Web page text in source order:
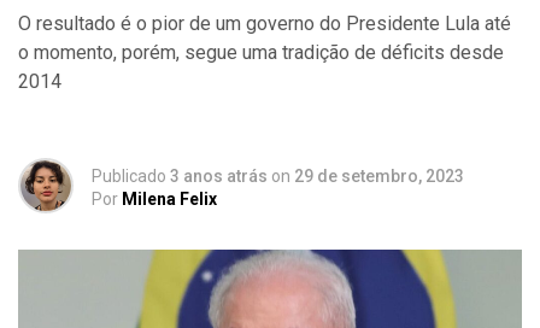
O resultado é o pior de um governo do Presidente Lula até
o momento, porém, segue uma tradição de déficits desde
2014
Publicado 3 anos atrás on 29 de setembro, 2023
Por Milena Felix